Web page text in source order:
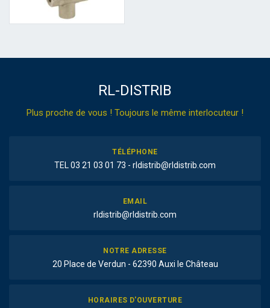
RL-DISTRIB
Plus proche de vous ! Toujours le même interlocuteur !
TÉLÉPHONE
TEL 03 21 03 01 73 - rldistrib@rldistrib.com
EMAIL
rldistrib@rldistrib.com
NOTRE ADRESSE
20 Place de Verdun - 62390 Auxi le Château
HORAIRES D'OUVERTURE